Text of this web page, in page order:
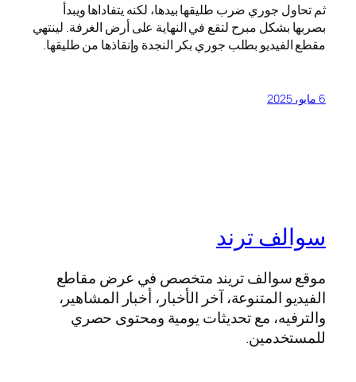
ثم تحاول جوري ضرب طليقها بيدها، لكنه يتفاداها ويبدأ
بصربها بشكل مبرح لتقع في النهاية على أرض الغرفة. لينتهي
مقطع الفيديو بطلب جوري بكر النجدة وإنقاذها من طليقها.
6 مايو، 2025
سوالف ترند
موقع سوالف تريند متخصص في عرض مقاطع
الفيديو المتنوعة، آخر الأخبار، أخبار المشاهير،
والترفيه، مع تحديثات يومية ومحتوى حصري
للمستخدمين.